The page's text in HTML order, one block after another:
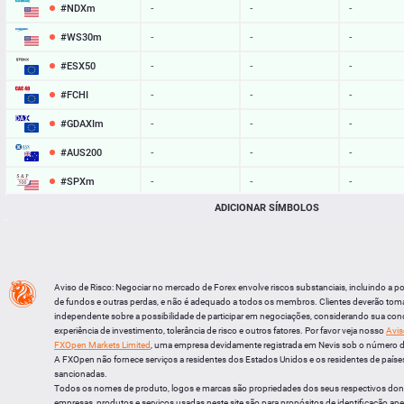
#NDXm - - -
#WS30m - - -
#ESX50 - - -
#FCHI - - -
#GDAXIm - - -
#AUS200 - - -
#SPXm - - -
-
LTCUSD 46.067 46.153 86
XRPUSD 1.03575 1.03735 160
ETHUSD 1918.884 1919.556 672
ADICIONAR SÍMBOLOS
Aviso de Risco: Negociar no mercado de Forex envolve riscos substanciais, incluindo a
de fundos e outras perdas, e não é adequado a todos os membros. Clientes deverão
independente sobre a possibilidade de participar em negociações, considerando sua
experiência de investimento, tolerância de risco e outros fatores. Por favor veja nosso
FXOpen Markets Limited , uma empresa devidamente registrada em Nevis sob o número
A FXOpen não fornece serviços a residentes dos Estados Unidos e os residentes de
sancionadas.
Todos os nomes de produto, logos e marcas são propriedades dos seus respectivos